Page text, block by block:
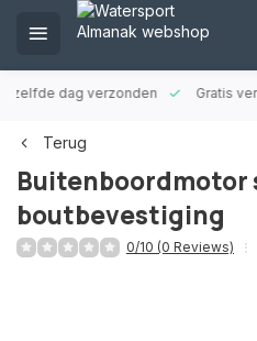
zelfde dag verzonden Gratis
Terug
Buitenboordmotor
boutbevestiging
0/10 (0 Reviews)